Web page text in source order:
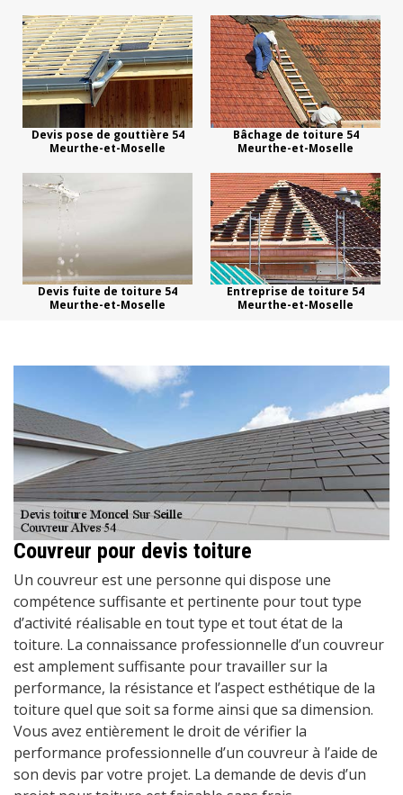
Devis pose de gouttière 54
Meurthe-et-Moselle
Bâchage de toiture 54
Meurthe-et-Moselle
Devis fuite de toiture 54
Meurthe-et-Moselle
Entreprise de toiture 54
Meurthe-et-Moselle
Couvreur pour devis toiture
Un couvreur est une personne qui dispose une
compétence suffisante et pertinente pour tout type
d’activité réalisable en tout type et tout état de la
toiture. La connaissance professionnelle d’un couvreur
est amplement suffisante pour travailler sur la
performance, la résistance et l’aspect esthétique de la
toiture quel que soit sa forme ainsi que sa dimension.
Vous avez entièrement le droit de vérifier la
performance professionnelle d’un couvreur à l’aide de
son devis par votre projet. La demande de devis d’un